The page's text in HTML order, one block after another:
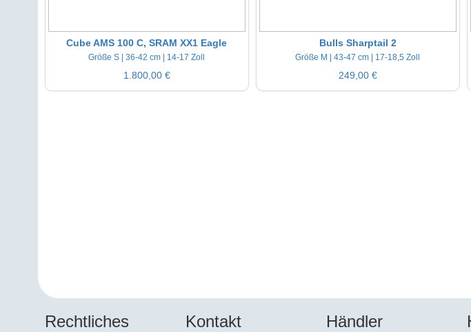
Cube AMS 100 C, SRAM XX1 Eagle
Größe S | 36-42 cm | 14-17 Zoll
1.800,00 €
Bulls Sharptail 2
Größe M | 43-47 cm | 17-18,5 Zoll
249,00 €
Rechtliches Kontakt Händler